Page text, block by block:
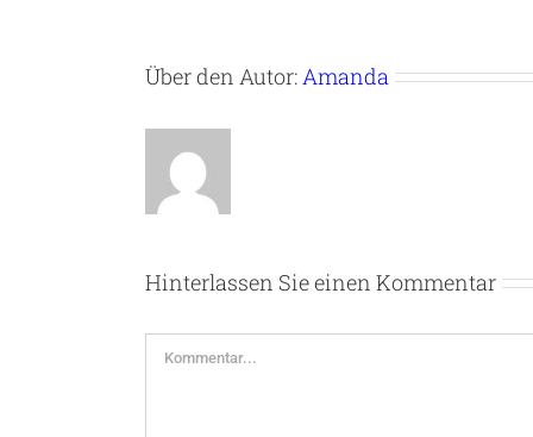
Über den Autor: Amanda
Hinterlassen Sie einen Kommentar
Kommentar